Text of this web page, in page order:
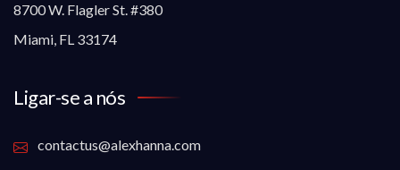
8700 W. Flagler St. #380
Miami, FL 33174
Ligar-se a nós
contactus@alexhanna.com